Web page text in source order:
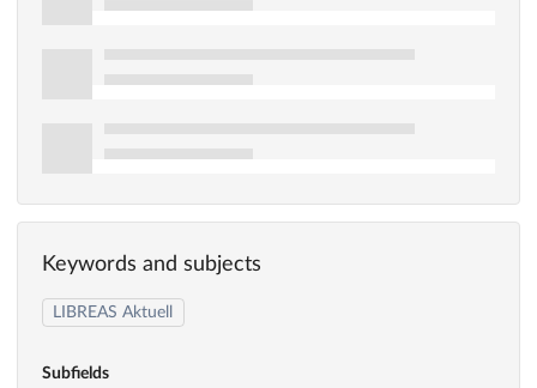
Keywords and subjects
LIBREAS Aktuell
Subfields